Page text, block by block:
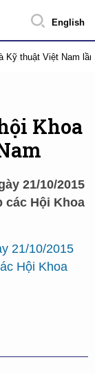
English
Kỹ thuật Việt Nam
Khoa
21/10/2015
các Hội Khoa
21/10/2015
Hội Khoa